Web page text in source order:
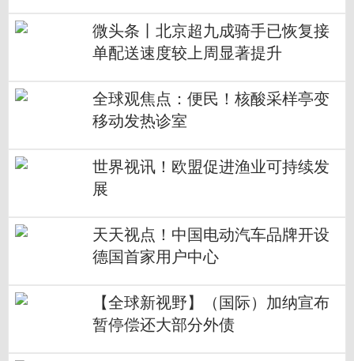
微头条丨北京超九成骑手已恢复接
单配送速度较上周显著提升
全球观焦点：便民！核酸采样亭变
移动发热诊室
世界视讯！欧盟促进渔业可持续发
展
天天视点！中国电动汽车品牌开设
德国首家用户中心
【全球新视野】（国际）加纳宣布
暂停偿还大部分外债